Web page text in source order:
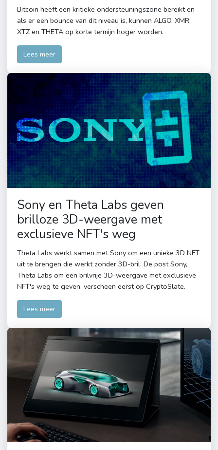
Bitcoin heeft een kritieke ondersteuningszone bereikt en
als er een bounce van dit niveau is, kunnen ALGO, XMR,
XTZ en THETA op korte termijn hoger worden.
Lees meer
Sony en Theta Labs geven
brilloze 3D-weergave met
exclusieve NFT's weg
Theta Labs werkt samen met Sony om een ​​unieke 3D NFT
uit te brengen die werkt zonder 3D-bril. De post Sony,
Theta Labs om een ​​brilvrije 3D-weergave met exclusieve
NFT's weg te geven, verscheen eerst op CryptoSlate.
Lees meer